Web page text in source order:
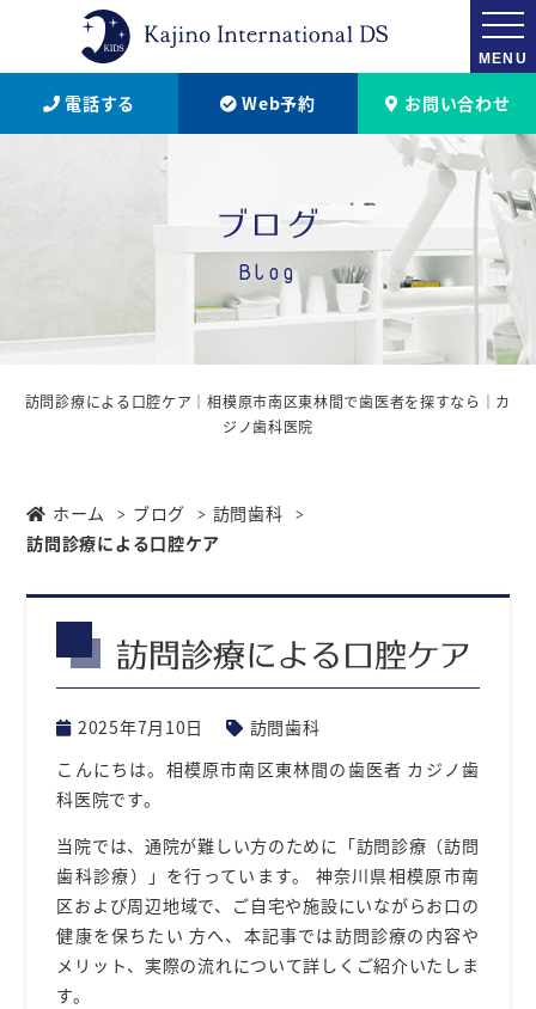
MENU
電話する Web予約 お問い合わせ
ブログ
Blog
訪問診療による⼝腔ケア｜相模原市南区東林間で歯医者を探すなら｜カ
ジノ歯科医院
ホーム ブログ
訪問歯科
訪問診療による⼝腔ケア
訪問診療による⼝腔ケア
2025年7月10日
訪問歯科
こんにちは。相模原市南区東林間の⻭医者 カジノ⻭
科医院です。
当院では、通院が難しい⽅のために「訪問診療（訪問
⻭科診療）」を⾏っています。 神奈川県相模原市南
区および周辺地域で、ご⾃宅や施設にいながらお⼝の
健康を保ちたい ⽅へ、本記事では訪問診療の内容や
メリット、実際の流れについて詳しくご紹介いたしま
す。